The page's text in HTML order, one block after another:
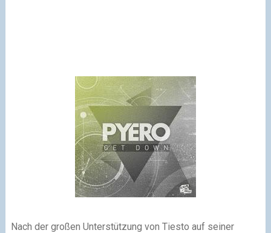
Nach der großen Unterstützung von Tiesto auf seiner